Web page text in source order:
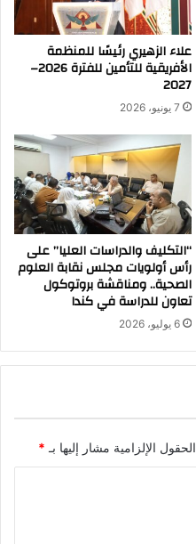
علاء الزهيري رئيسًا للمنظمة
الأفريقية للتأمين للفترة 2026–
2027
7 يونيو، 2026
“التكليف والدراسات العليا” على
رأس أولويات مجلس نقابة العلوم
الصحية.. ومناقشة بروتوكول
تعاون للدراسة في كندا
6 يوليو، 2026
الحقول الإلزامية مشار إليها بـ *